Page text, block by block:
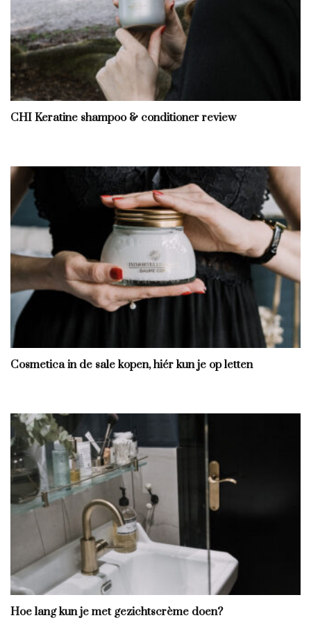
CHI Keratine shampoo & conditioner review
Cosmetica in de sale kopen, hiér kun je op letten
Hoe lang kun je met gezichtscrème doen?